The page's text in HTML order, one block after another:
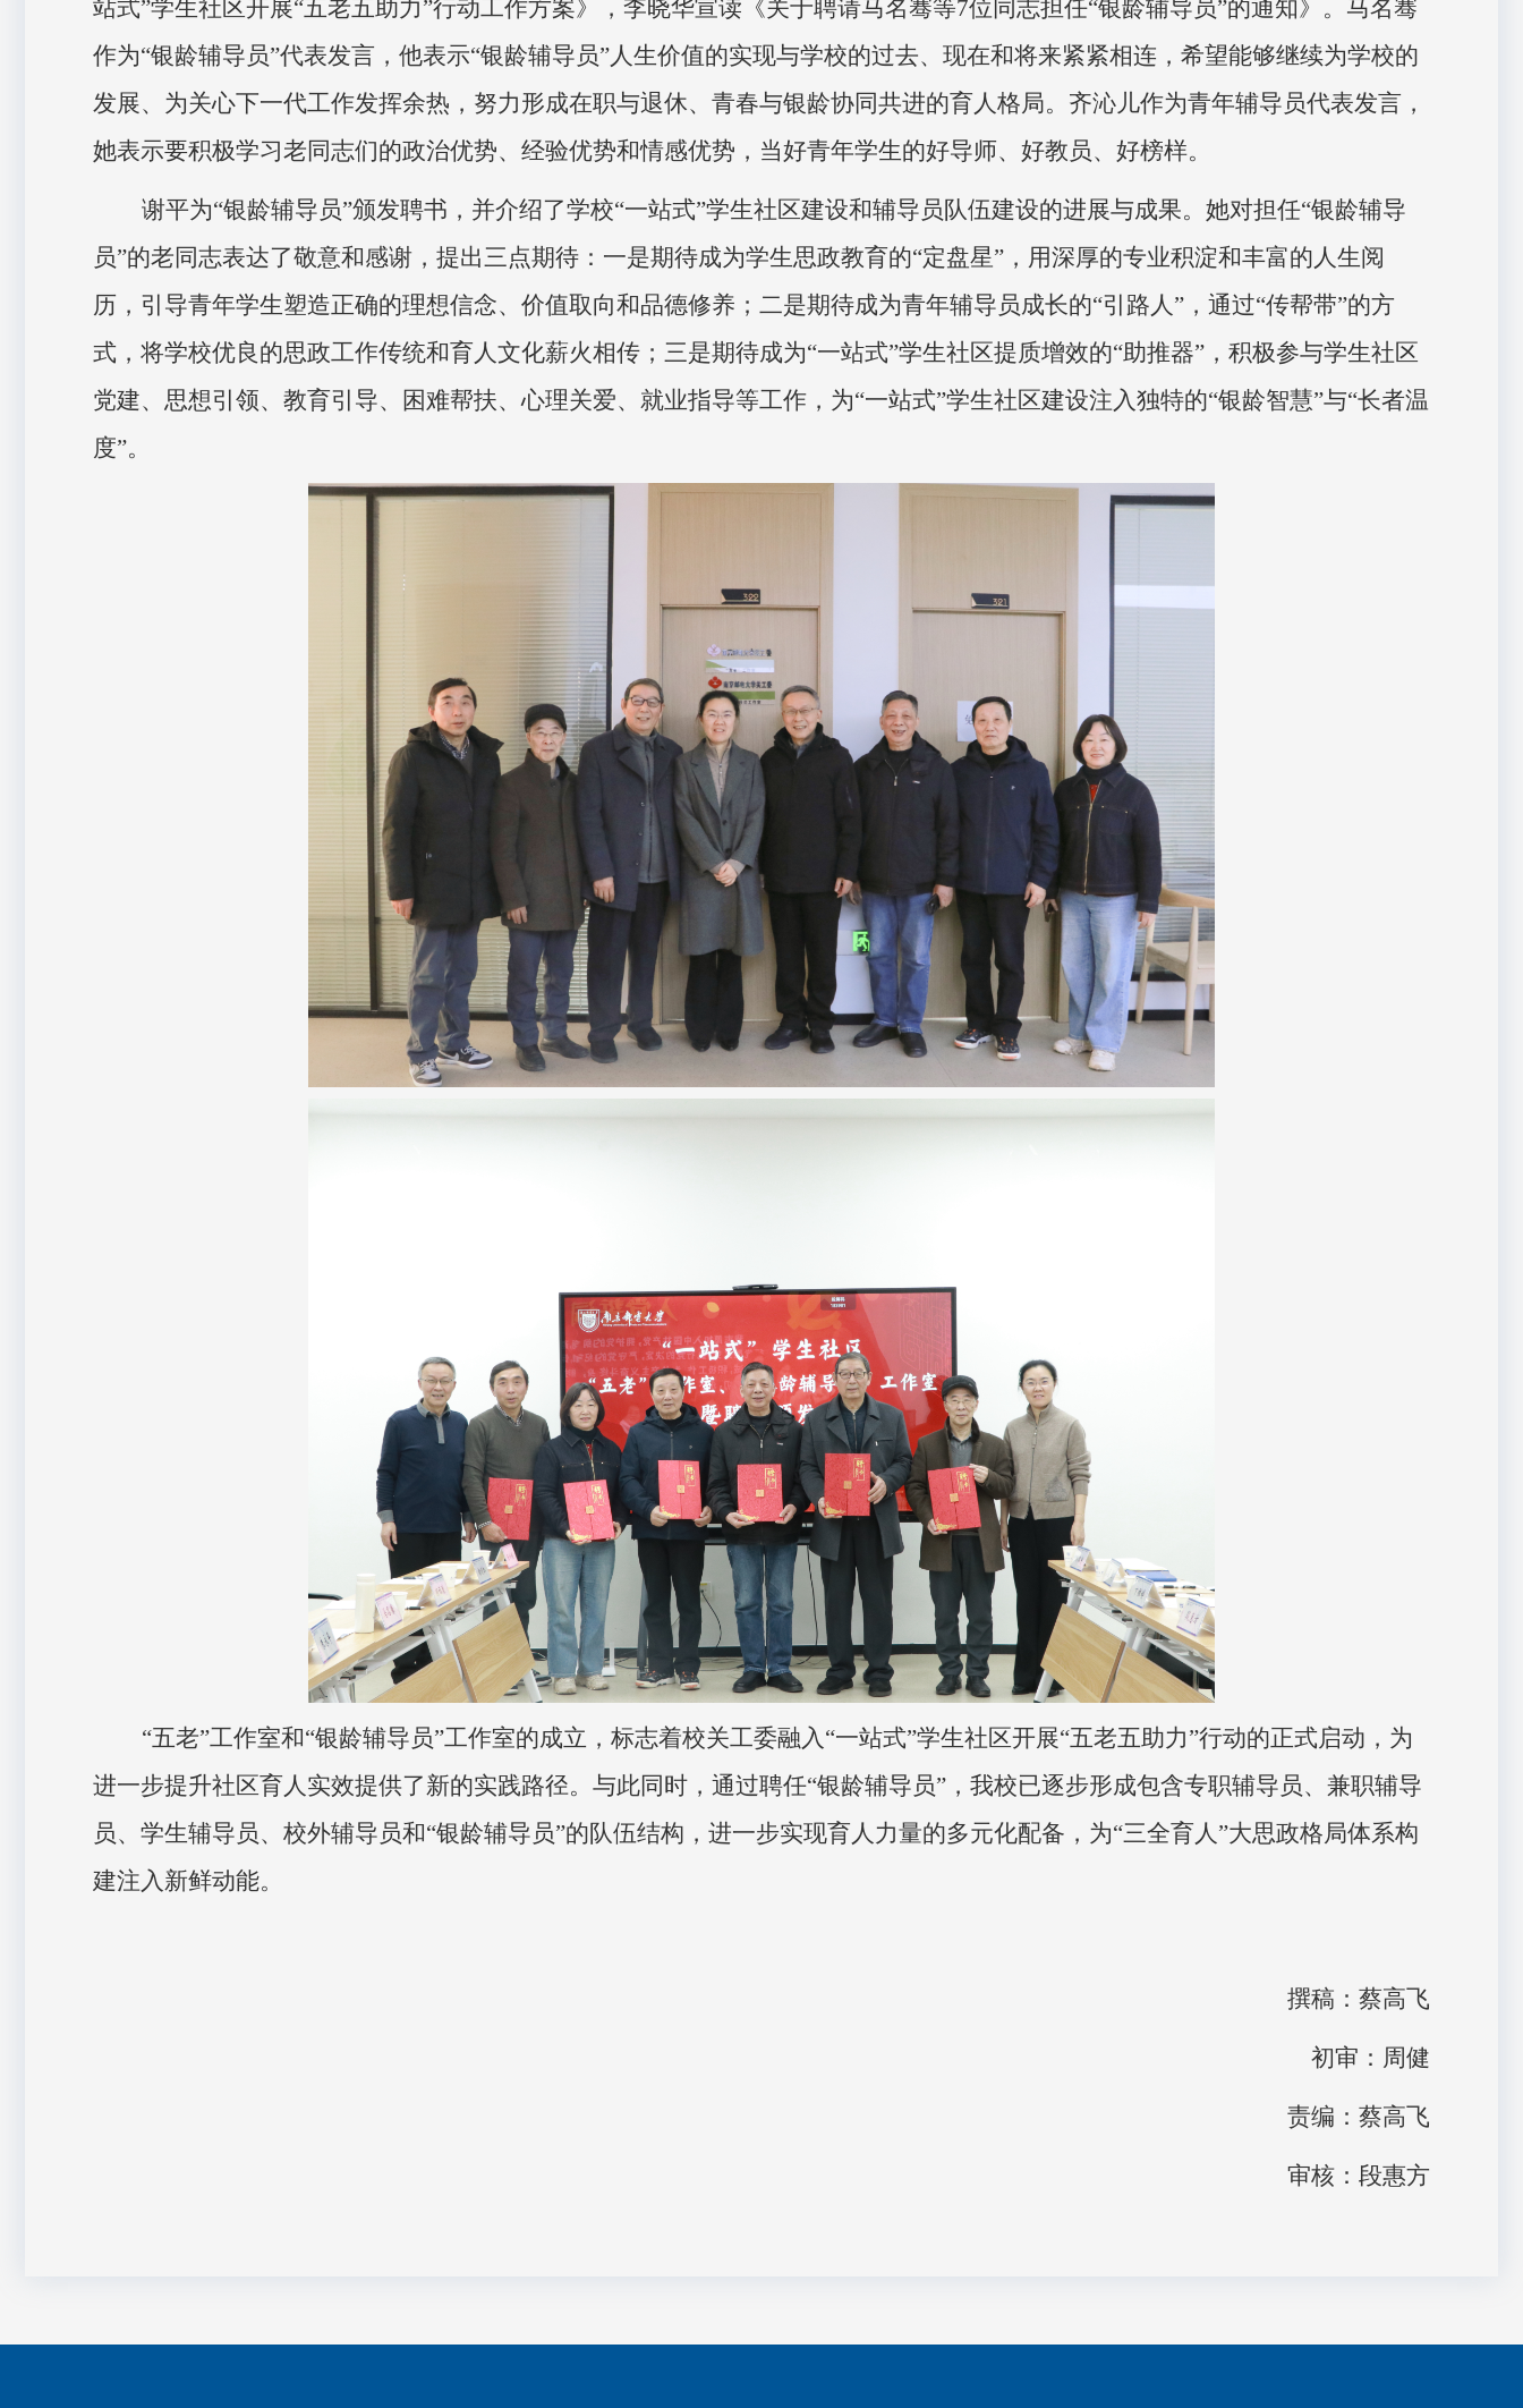
站式”学生社区开展“五老五助力”行动工作方案》，李晓华宣读《关于聘请马名骞等7位同志担任“银龄辅导员”的通知》。马名骞
作为“银龄辅导员”代表发言，他表示“银龄辅导员”人生价值的实现与学校的过去、现在和将来紧紧相连，希望能够继续为学校的
发展、为关心下一代工作发挥余热，努力形成在职与退休、青春与银龄协同共进的育人格局。齐沁儿作为青年辅导员代表发言，
她表示要积极学习老同志们的政治优势、经验优势和情感优势，当好青年学生的好导师、好教员、好榜样。
谢平为“银龄辅导员”颁发聘书，并介绍了学校“一站式”学生社区建设和辅导员队伍建设的进展与成果。她对担任“银龄辅导
员”的老同志表达了敬意和感谢，提出三点期待：一是期待成为学生思政教育的“定盘星”，用深厚的专业积淀和丰富的人生阅
历，引导青年学生塑造正确的理想信念、价值取向和品德修养；二是期待成为青年辅导员成长的“引路人”，通过“传帮带”的方
式，将学校优良的思政工作传统和育人文化薪火相传；三是期待成为“一站式”学生社区提质增效的“助推器”， 积极参与学生社区
党建、思想引领、教育引导、困难帮扶、心理关爱、就业指导等工作，为“一站式”学生社区建设注入独特的“银龄智慧”与“长者温
度”。
“五老”工作室和“银龄辅导员”工作室的成立，标志着校关工委融入“一站式”学生社区开展“五老五助力”行动的正式启动，为
进一步提升社区育人实效提供了新的实践路径。与此同时，通过聘任“银龄辅导员”，我校已逐步形成包含专职辅导员、兼职辅导
员、 学生辅导员、 校外辅导员和“银龄辅导员”的队伍结构， 进一步实现育人力量的多元化配备 ，为“三全育人”大思政格局体系构
建注入新鲜动能。
撰稿：蔡高飞
初审：周健
责编：蔡高飞
审核：段惠方